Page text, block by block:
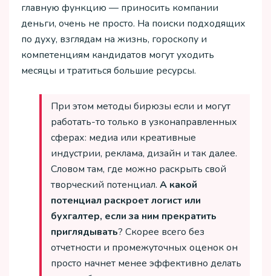
главную функцию — приносить компании
деньги, очень не просто. На поиски подходящих
по духу, взглядам на жизнь, гороскопу и
компетенциям кандидатов могут уходить
месяцы и тратиться большие ресурсы.
При этом методы бирюзы если и могут
работать-то только в узконаправленных
сферах: медиа или креативные
индустрии, реклама, дизайн и так далее.
Словом там, где можно раскрыть свой
творческий потенциал. А какой
потенциал раскроет логист или
бухгалтер, если за ним прекратить
приглядывать? Скорее всего без
отчетности и промежуточных оценок он
просто начнет менее эффективно делать